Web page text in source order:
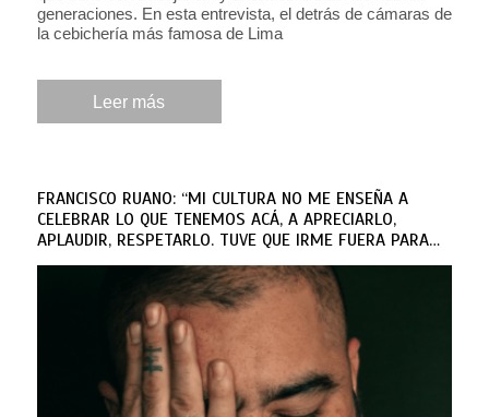
generaciones. En esta entrevista, el detrás de cámaras de
la cebichería más famosa de Lima
Leer más
FRANCISCO RUANO: “MI CULTURA NO ME ENSEÑA A
CELEBRAR LO QUE TENEMOS ACÁ, A APRECIARLO,
APLAUDIR, RESPETARLO. TUVE QUE IRME FUERA PARA
DARME CUENTA”